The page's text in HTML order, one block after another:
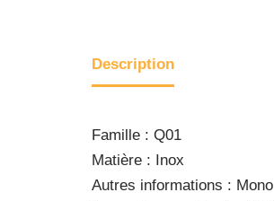
Description
Famille : Q01
Matière : Inox
Autres informations : Mono